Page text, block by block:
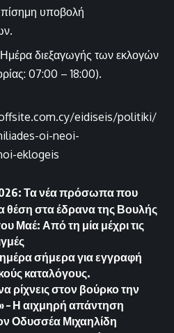
υποβολή
Ημέρα διεξαγωγής των εκλογών
07:00 – 18:00).
eidiseis/politiki/
oi-neoi-
eklogeis
Τα νέα πρόσωπα που
θέση στα έδρανα της Βουλής
Μαέ: Από τη μία μέχρι τις
ημέρα σήμερα για εγγραφή
καταλόγους.
ρίχνεις στον βούρκο την
– Η αιχμηρή απάντηση
Οδυσσέα Μιχαηλίδη